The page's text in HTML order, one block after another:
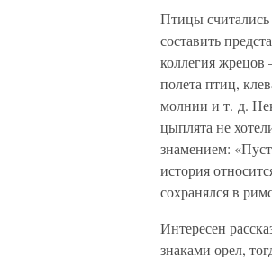
Птицы
составить
коллегия
полета птиц,
молнии и т. д.
цыплята не
знамением:
история
сохранялся в
Интересен
знаками орел,